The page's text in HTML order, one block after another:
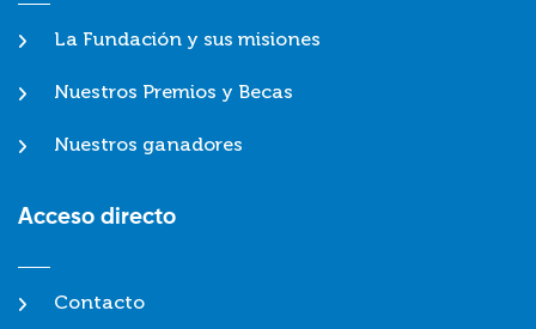
La Fundación y sus misiones
Nuestros Premios y Becas
Nuestros ganadores
Acceso directo
Contacto